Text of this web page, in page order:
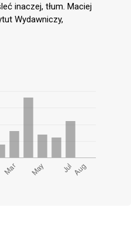
inaczej, tłum. Maciej
Wydawniczy,